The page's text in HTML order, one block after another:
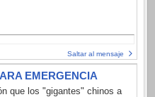
Saltar al mensaje
EMERGENCIA
que los "gigantes" chinos a